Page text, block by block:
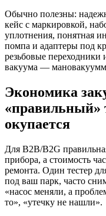
Обычно полезны:
кейс с маркировкой,
уплотнения, понятная
помпа и адаптеры под
резьбовые переходники
вакуума —
Экономика
«правильный»
окупается
Для B2B/В2G
прибора, а стоимость
ремонта. Один тестер
под ваш парк, часто
«насос меняли, а
то», «утечку не нашли».